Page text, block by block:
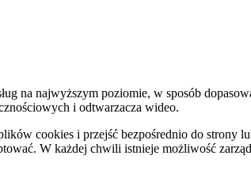
na najwyższym poziomie, w sposób
i odtwarzacza wideo.
cookies i przejść bezpośrednio do strony
W każdej chwili istnieje możliwość